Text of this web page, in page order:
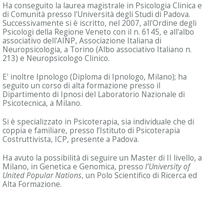
Ha conseguito la laurea magistrale in Psicologia Clinica e
di Comunità presso l'Università degli Studi di Padova.
Successivamente si è iscritto, nel 2007, all'Ordine degli
Psicologi della Regione Veneto con il n. 6145, e all'albo
associativo dell'AINP, Associazione Italiana di
Neuropsicologia, a Torino (Albo associativo Italiano n.
213) e Neuropsicologo Clinico.
E' inoltre Ipnologo (Diploma di Ipnologo, Milano); ha
seguito un corso di alta formazione presso il
Dipartimento di Ipnosi del Laboratorio Nazionale di
Psicotecnica, a Milano.
Si è specializzato in Psicoterapia, sia individuale che di
coppia e familiare, presso l’Istituto di Psicoterapia
Costruttivista, ICP, presente a Padova.
Ha avuto la possibilità di seguire un Master di II livello, a
Milano, in Genetica e Genomica, presso l’University of
United Popular Nations, un Polo Scientifico di Ricerca ed
Alta Formazione.